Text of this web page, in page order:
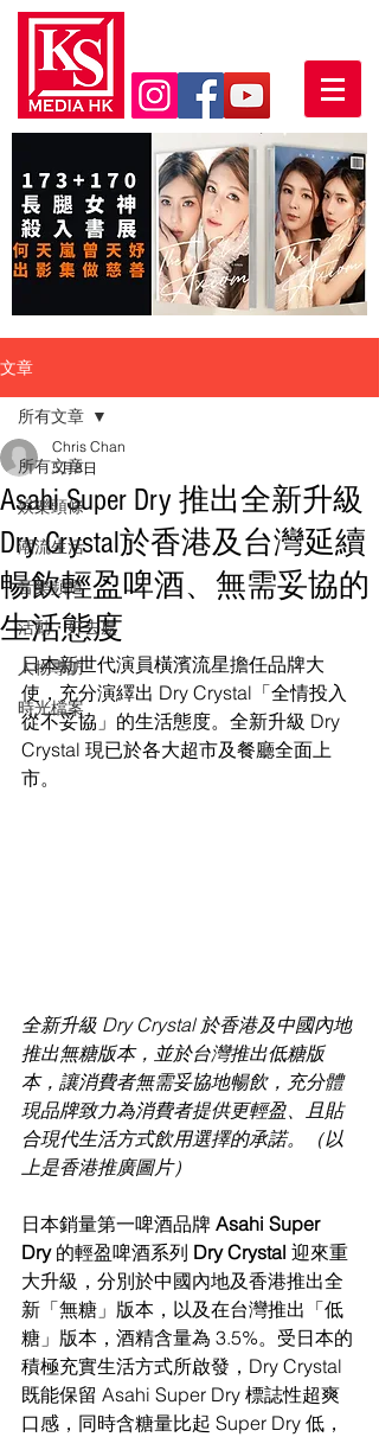
文章
所有文章
娛樂頭條
潮流生活
音樂頻道
活動・好去處
人物專訪
時光檔案
所有文章
Asahi Super Dry 推出全新升級
Dry Crystal於香港及台灣延續
暢飲輕盈啤酒、無需妥協的
生活態度
Chris Chan
5月8日
日本新世代演員橫濱流星擔任品牌大
使，充分演繹出 Dry Crystal「全情投入
從不妥協」的生活態度。全新升級 Dry
Crystal 現已於各大超市及餐廳全面上
市。
全新升級 Dry Crystal 於香港及中國內地
推出無糖版本，並於台灣推出低糖版
本，讓消費者無需妥協地暢飲，充分體
現品牌致力為消費者提供更輕盈、且貼
合現代生活方式飲用選擇的承諾。（以
上是香港推廣圖片）
日本銷量第一啤酒品牌 Asahi Super
Dry 的輕盈啤酒系列 Dry Crystal 迎來重
大升級，分別於中國內地及香港推出全
新「無糖」版本，以及在台灣推出「低
糖」版本，酒精含量為 3.5%。受日本的
積極充實生活方式所啟發，Dry Crystal
既能保留 Asahi Super Dry 標誌性超爽
口感，同時含糖量比起 Super Dry 低，